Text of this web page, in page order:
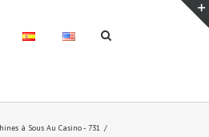
à Sous Au Casino - 731 /